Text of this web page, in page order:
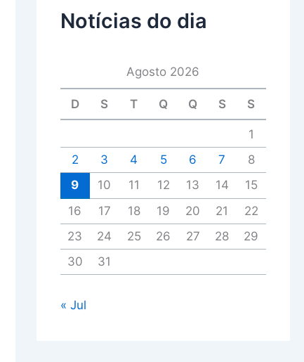
Notícias do dia
Agosto 2026
D S T Q Q S S
1
2
3 4 5 6 7
8
9
10 11 12 13 14
15
16
17 18 19 20 21
22
23
24 25 26 27 28
29
30
31
« Jul